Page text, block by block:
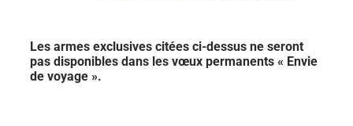
Les armes exclusives citées ci-dessus ne seront
pas disponibles dans les vœux permanents « Envie
de voyage ».